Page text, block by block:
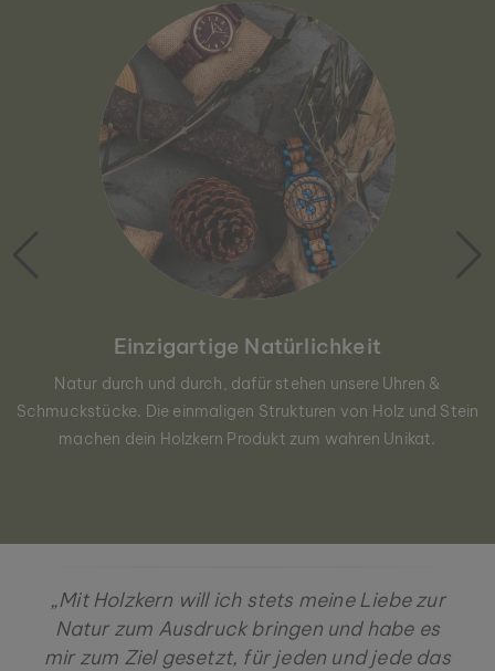
Einzigartige Natürlichkeit
Natur durch und durch, dafür stehen unsere Uhren &
Schmuckstücke. Die einmaligen Strukturen von Holz und Stein
machen dein Holzkern Produkt zum wahren Unikat.
„Mit Holzkern will ich stets meine Liebe zur
Natur zum Ausdruck bringen und habe es
mir zum Ziel gesetzt, für jeden und jede das